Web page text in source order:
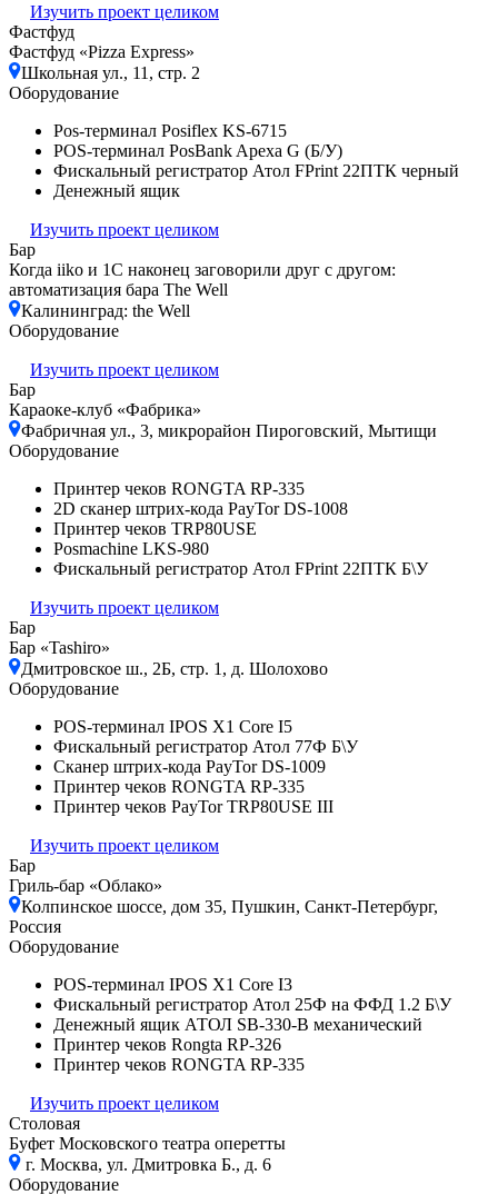
Изучить проект целиком
Фастфуд
Фастфуд «Pizza Express»
Школьная ул., 11, стр. 2
Оборудование
Pos-терминал Posiflex KS-6715
POS-терминал PosBank Apexa G (Б/У)
Фискальный регистратор Атол FPrint 22ПТК черный
Денежный ящик
Изучить проект целиком
Бар
Когда iiko и 1С наконец заговорили друг с другом:
автоматизация бара The Well
Калининград: the Well
Оборудование
Изучить проект целиком
Бар
Караоке-клуб «Фабрика»
Фабричная ул., 3, микрорайон Пироговский, Мытищи
Оборудование
Принтер чеков RONGTA RP-335
2D сканер штрих-кода PayTor DS-1008
Принтер чеков TRP80USE
Posmaсhine LKS-980
Фискальный регистратор Атол FPrint 22ПТК Б\У
Изучить проект целиком
Бар
Бар «Tashiro»
Дмитровское ш., 2Б, стр. 1, д. Шолохово
Оборудование
POS-терминал IPOS X1 Core I5
Фискальный регистратор Атол 77Ф Б\У
Сканер штрих-кода PayTor DS-1009
Принтер чеков RONGTA RP-335
Принтер чеков PayTor TRP80USE III
Изучить проект целиком
Бар
Гриль-бар «Облако»
Колпинское шоссе, дом 35, Пушкин, Санкт-Петербург,
Россия
Оборудование
POS-терминал IPOS X1 Core I3
Фискальный регистратор Атол 25Ф на ФФД 1.2 Б\У
Денежный ящик АТОЛ SB-330-B механический
Принтер чеков Rongta RP-326
Принтер чеков RONGTA RP-335
Изучить проект целиком
Столовая
Буфет Московского театра оперетты
г. Москва, ул. Дмитровка Б., д. 6
Оборудование